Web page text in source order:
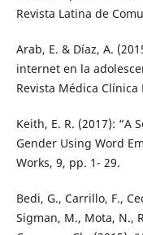
Revista Latina de
Arab, E. & Díaz, A.
internet en la
Revista Médica Clínica
Keith, E. R. (2017): “A
Gender Using Word
Works, 9, pp. 1- 29.
Bedi, G., Carrillo, F.,
Sigman, M., Mota, N.,